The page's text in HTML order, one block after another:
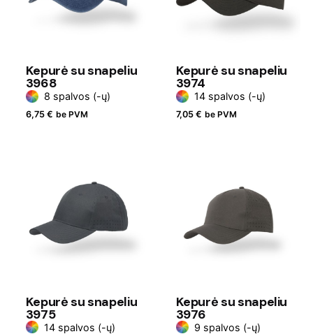
Kepurė su snapeliu
3968
8 spalvos (-ų)
6,75 € be PVM
Kepurė su snapeliu
3974
14 spalvos (-ų)
7,05 € be PVM
Kepurė su snapeliu
3975
14 spalvos (-ų)
Kepurė su snapeliu
3976
9 spalvos (-ų)